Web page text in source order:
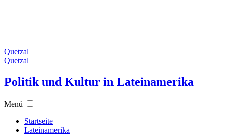
Quetzal
Quetzal
Politik und Kultur in Lateinamerika
Menü
Startseite
Lateinamerika